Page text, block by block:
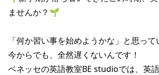
ませんか？🌱
「何か習い事を始めようかな」と思っ
今からでも、全然遅くないんです！
ベネッセの英語教室BE studioでは、英